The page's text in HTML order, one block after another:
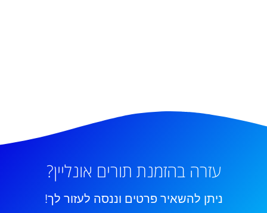
עזרה בהזמנת תורים אונליין?
ניתן להשאיר פרטים וננסה לעזור לך!